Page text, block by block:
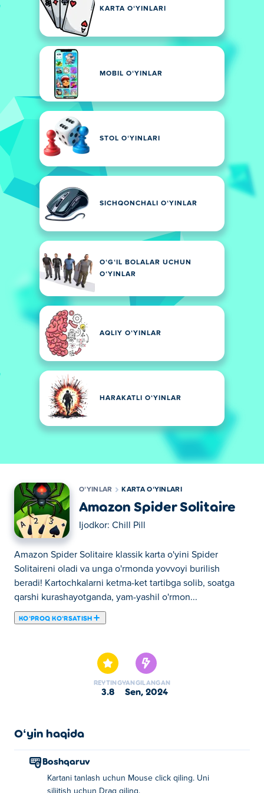
KARTA OʻYINLARI
MOBIL OʻYINLAR
STOL OʻYINLARI
SICHQONCHALI OʻYINLAR
OʻGʻIL BOLALAR UCHUN
OʻYINLAR
AQLIY OʻYINLAR
HARAKATLI OʻYINLAR
OʻYINLAR KARTA OʻYINLARI
Amazon Spider Solitaire
Ijodkor: Chill Pill
Amazon Spider Solitaire klassik karta o'yini Spider
Solitaireni oladi va unga o'rmonda yovvoyi burilish
beradi! Kartochkalarni ketma-ket tartibga solib, soatga
qarshi kurashayotganda, yam-yashil o'rmon...
KOʻPROQ KOʻRSATISH
beradi! Kartochkalarni ketma-ket tartibga solib, soatga
qarshi kurashayotganda, yam-yashil o'rmon muhitiga
sho'ng'ing. Yuqori ball toʻplash uchun harakatlaringiz
tortinmang. Kartalar o'rmonini zabt etishga tayyormisiz?
Amazon Spider Solitaireni qanday o'ynash
mumkin?
REYTING
3.8
YANGILANGAN
sen, 2024
Oʻyin haqida
Boshqaruv
Kartani tanlash uchun Mouse click qiling. Uni
siljitish uchun Drag qiling.